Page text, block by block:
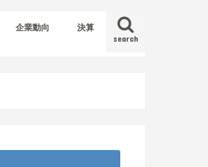
search
企業動向 決算